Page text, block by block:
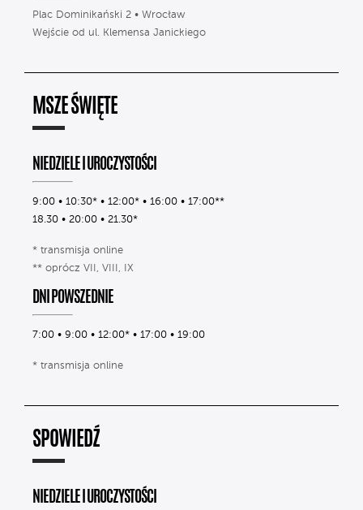
Plac Dominikański 2 • Wrocław
Wejście od ul. Klemensa Janickiego
MSZE ŚWIĘTE
NIEDZIELE I UROCZYSTOŚCI
9:00 • 10:30* • 12:00* • 16:00 • 17:00**
18.30 • 20:00 • 21.30*
* transmisja online
** oprócz VII, VIII, IX
DNI POWSZEDNIE
7:00 • 9:00 • 12:00* • 17:00 • 19:00
* transmisja online
SPOWIEDŹ
NIEDZIELE I UROCZYSTOŚCI